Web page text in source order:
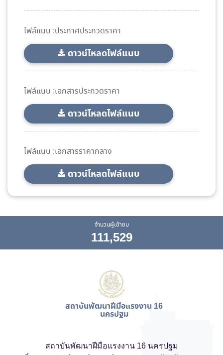
ไฟล์แนบ :ประกาศประกวดราคา
ดาวน์โหลดไฟล์แนบ
ไฟล์แนบ :เอกสารประกวดราคา
ดาวน์โหลดไฟล์แนบ
ไฟล์แนบ :เอกสารราคากลาง
ดาวน์โหลดไฟล์แนบ
จำนวนผู้เข้าชม
111,529
สถาบันพัฒนาฝีมือแรงงาน 16
นครปฐม
สถาบันพัฒนาฝีมือแรงงาน 16 นครปฐม